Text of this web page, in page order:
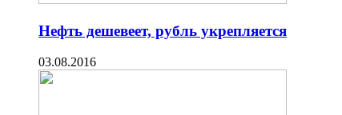
Нефть дешевеет, рубль укрепляется
03.08.2016